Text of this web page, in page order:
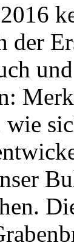
der
wie